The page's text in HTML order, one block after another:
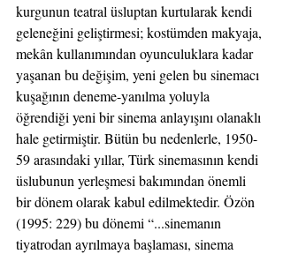
kurgunun teatral üsluptan kurtularak kendi
geleneğini geliştirmesi; kostümden makyaja,
mekân kullanımından oyunculuklara kadar
yaşanan bu değişim, yeni gelen bu sinemacı
kuşağının deneme-yanılma yoluyla
öğrendiği yeni bir sinema anlayışını olanaklı
hale getirmiştir. Bütün bu nedenlerle, 1950-
59 arasındaki yıllar, Türk sinemasının kendi
üslubunun yerleşmesi bakımından önemli
bir dönem olarak kabul edilmektedir. Özön
(1995: 229) bu dönemi “...sinemanın
tiyatrodan ayrılmaya başlaması, sinema